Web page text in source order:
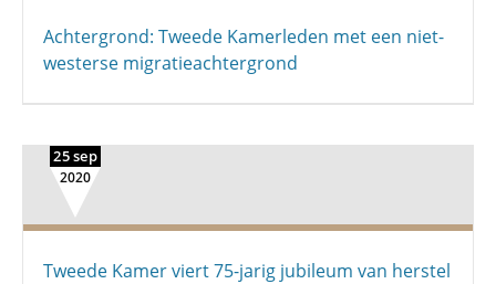
Achtergrond: Tweede Kamerleden met een niet-
westerse migratieachtergrond
25 sep
2020
Tweede Kamer viert 75-jarig jubileum van herstel